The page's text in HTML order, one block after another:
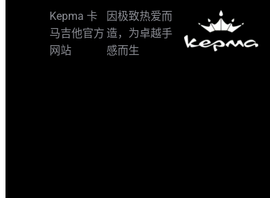
Kepma 卡
马吉他官方
网站
因极致热爱而
造，为卓越手
感而生